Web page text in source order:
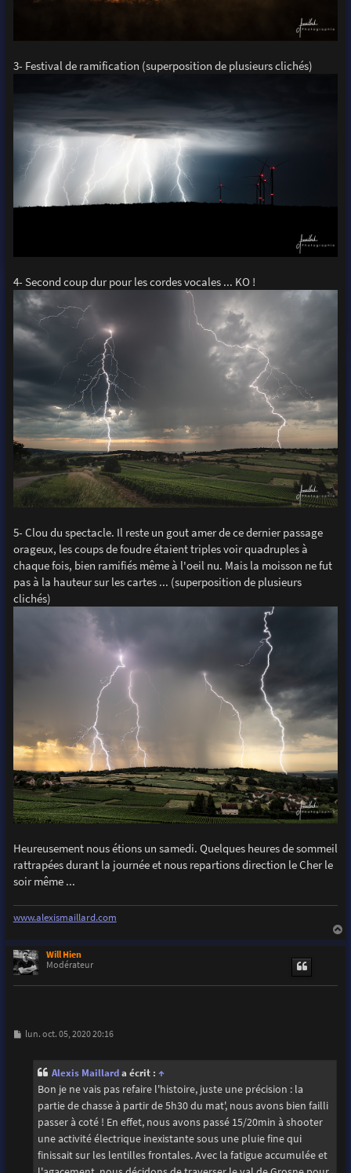
3- Festival de ramification (superposition de plusieurs clichés)
4- Second coup dur pour les cordes vocales ... KO !
5- Clou du spectacle. Il reste un gout amer de ce dernier passage
orageux, les coups de foudre étaient triples voir quadruples à
chaque fois, bien ramifiés même à l'oeil nu. Mais la moisson ne fut
pas à la hauteur sur les cartes ... (superposition de plusieurs
clichés)
Heureusement nous étions un samedi. Quelques heures de sommeil
rattrapées durant la journée et nous repartions direction le Cher le
soir même ...
www.alexismaillard.com
Will Hien
Modérateur
Mlun. oct. 05, 2020 20:16
Alexis Maillarda écrit : ↑
Bon je ne vais pas refaire l'histoire, juste une précision : la
partie de chasse à partir de 5h30 du mat', nous avons bien failli
passer à coté ! En effet, nous avons passé 15/20min à shooter
une activité électrique inexistante sous une pluie fine qui
finissait sur les lentilles frontales. Avec la fatigue accumulée et